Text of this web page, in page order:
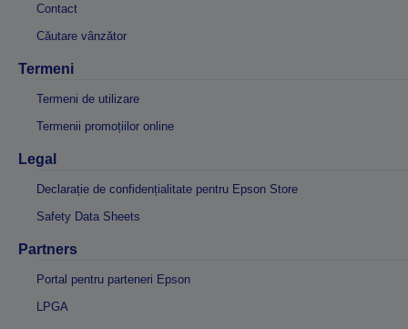
Contact
Căutare vânzător
Termeni
Termeni de utilizare
Termenii promoțiilor online
Legal
Declarație de confidențialitate pentru Epson Store
Safety Data Sheets
Partners
Portal pentru parteneri Epson
LPGA